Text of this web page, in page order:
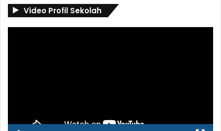
Video Profil Sekolah